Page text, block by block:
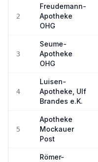
2
Freudemann-
Apotheke
OHG
3
Seume-
Apotheke
OHG
4
Luisen-
Apotheke, Ulf
Brandes e.K.
5
Apotheke
Mockauer
Post
Römer-